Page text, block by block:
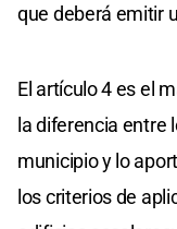
que deberá emitir
El artículo 4 es el
la diferencia entre
municipio y lo
los criterios de